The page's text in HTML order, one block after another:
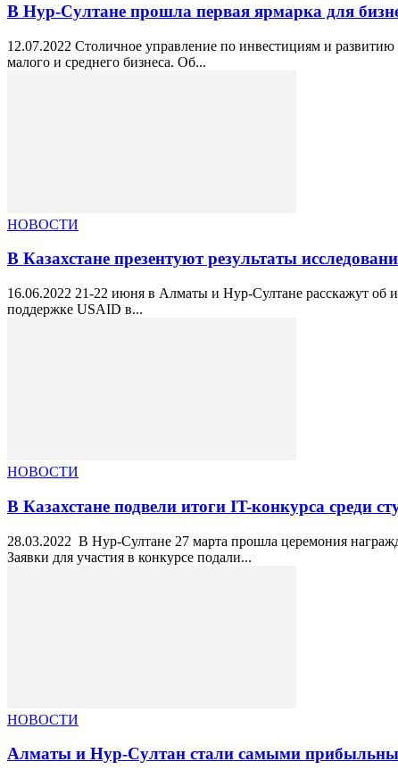
В Нур-Султане прошла первая ярмарка для
12.07.2022 Столичное управление по инвестициям и
малого и среднего бизнеса. Об...
НОВОСТИ
В Казахстане презентуют результаты
16.06.2022 21-22 июня в Алматы и Нур-Султане расскажут об
поддержке USAID в...
НОВОСТИ
В Казахстане подвели итоги IT-конкурса среди
28.03.2022 В Нур-Султане 27 марта прошла церемония
Заявки для участия в конкурсе подали...
НОВОСТИ
Алматы и Нур-Султан стали самыми